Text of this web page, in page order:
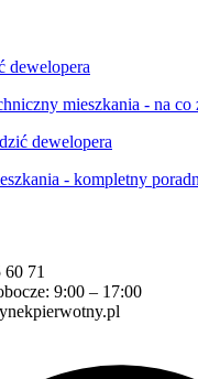
dewelopera
mieszkania - na
dewelopera
- kompletny
71
9:00 – 17:00